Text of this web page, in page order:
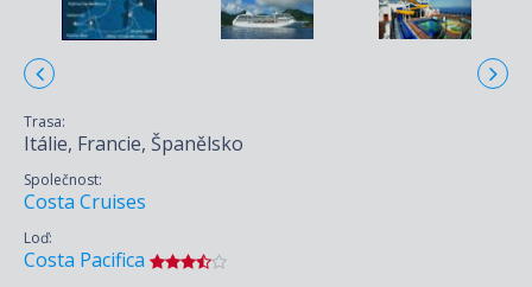
Trasa:
Itálie, Francie, Španělsko
Společnost:
Costa Cruises
Loď:
Costa Pacifica